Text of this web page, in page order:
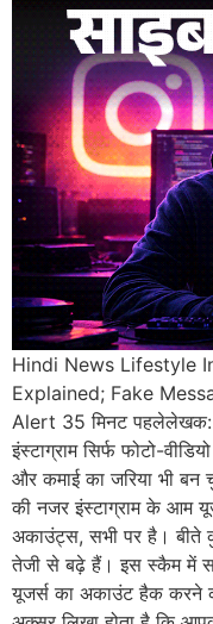
Hindi News Lifestyle
Explained; Fake
Alert 35 मिनट पहलेलेखक:
इंस्टाग्राम सिर्फ फोटो-
और कमाई का जरिया भी बन
की नजर इंस्टाग्राम के आम
अकाउंट्स, सभी पर है। बीते
तेजी से बढ़े हैं। इस स्कैम में
यूजर्स का अकाउंट हैक